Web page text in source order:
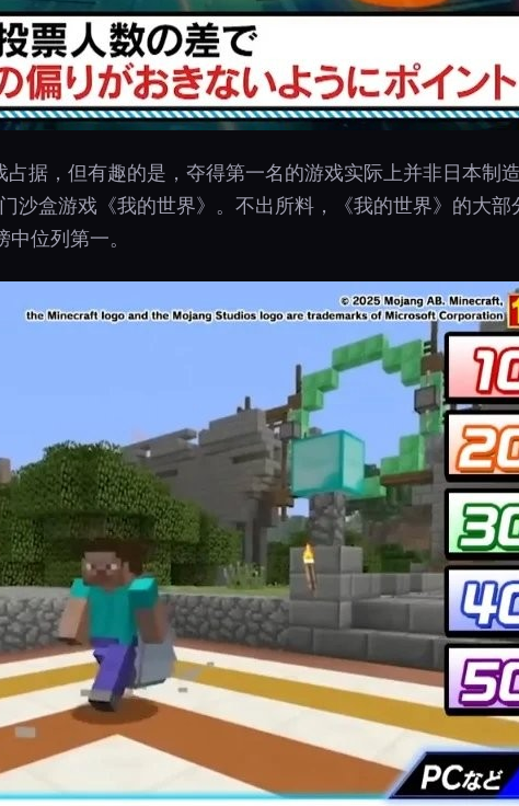
据，但有趣的是，夺得第一名的游戏实际上并非日本制
沙盒游戏《我的世界》。不出所料，《我的世界》的大部
位列第一。